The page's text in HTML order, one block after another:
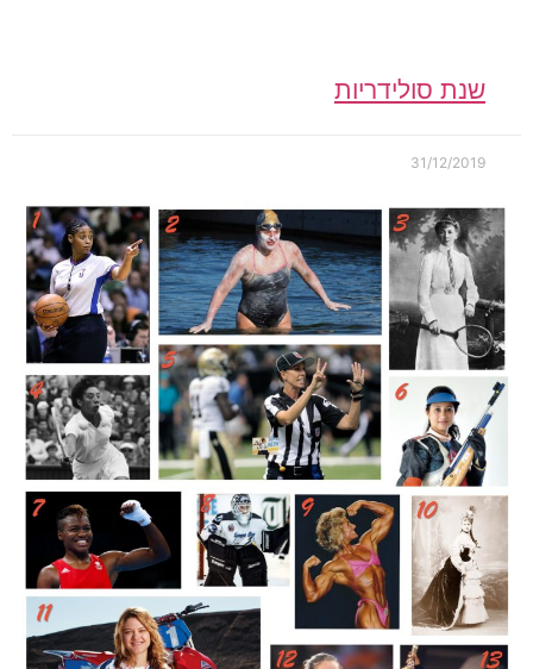
שנת סולידריות
31/12/2019